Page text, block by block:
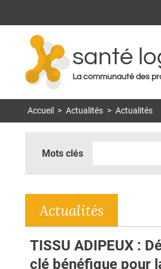
santé
La communauté des
Accueil > Actualités > Actualités
Mots clés
Actualités
TISSU ADIPEUX :
clé bénéfique pour